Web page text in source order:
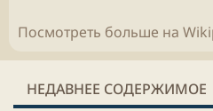
Посмотреть больше на
НЕДАВНЕЕ СОДЕРЖИМОЕ